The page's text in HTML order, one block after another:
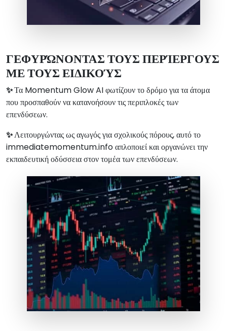
ΓΕΦΥΡΏΝΟΝΤΑΣ ΤΟΥΣ ΠΕΡΊΕΡΓΟΥΣ
ΜΕ ΤΟΥΣ ΕΙΔΙΚΟΎΣ
✨Τα Momentum Glow AI φωτίζουν το δρόμο για τα άτομα
που προσπαθούν να κατανοήσουν τις περιπλοκές των
επενδύσεων.
✨Λειτουργώντας ως αγωγός για σχολικούς πόρους, αυτό το
immediatemomentum.info απλοποιεί και οργανώνει την
εκπαιδευτική οδύσσεια στον τομέα των επενδύσεων.